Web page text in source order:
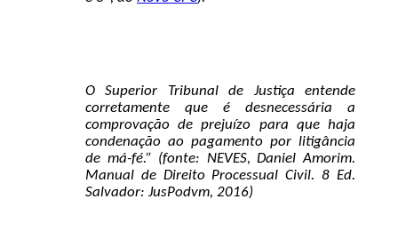
O Superior Tribunal de Justiça entende
corretamente que é desnecessária a
comprovação de prejuízo para que haja
condenação ao pagamento por litigância
de má-fé.” (fonte: NEVES, Daniel Amorim.
Manual de Direito Processual Civil. 8 Ed.
Salvador: JusPodvm, 2016)